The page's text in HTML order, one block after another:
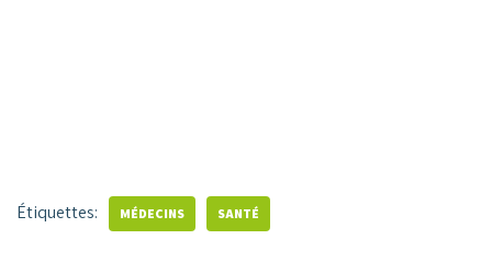
Étiquettes: MÉDECINS SANTÉ